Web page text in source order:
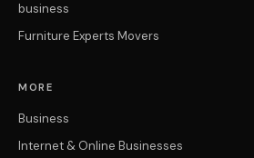
business
Furniture Experts Movers
MORE
Business
Internet & Online Businesses